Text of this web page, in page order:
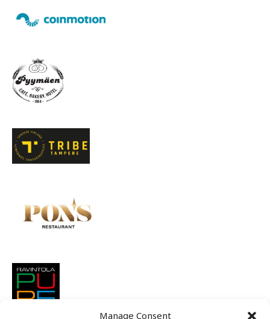
Manage Consent